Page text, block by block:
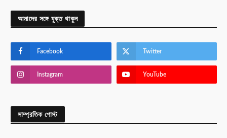
আমাদের সঙ্গে যুক্ত থাকুন
Facebook Twitter
Instagram YouTube
সাম্প্রতিক পোস্ট